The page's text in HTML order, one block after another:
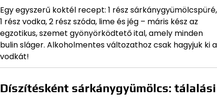
Egy egyszerű koktél recept: 1 rész sárkánygyümölcspüré,
1 rész vodka, 2 rész szóda, lime és jég – máris kész az
egzotikus, szemet gyönyörködtető ital, amely minden
bulin sláger. Alkoholmentes változathoz csak hagyjuk ki a
vodkát!
Díszítésként sárkánygyümölcs: tálalási